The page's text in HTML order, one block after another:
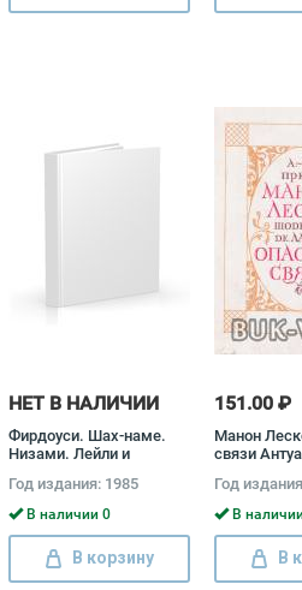
Боборыкин
НЕТ В НАЛИЧИИ
Фирдоуси. Шах-наме.
Низами. Лейли и
Витязь в тигровой
шкуре. А. Навои. Фархад
и Ширин Алишер Навои,
Низами, Шота
Руставели, Хаким
Абулькасим Фирдоуси
Год издания: 1985
В наличии 0
В корзину
151.00 ₽
Манон
связи
Лакло
Год
В
В